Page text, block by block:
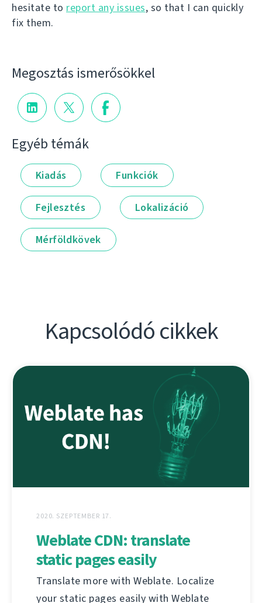
hesitate to report any issues, so that I can quickly
fix them.
Megosztás ismerősökkel
Egyéb témák
Kiadás Funkciók
Fejlesztés Lokalizáció
Mérföldkövek
Kapcsolódó cikkek
2020. SZEPTEMBER 17.
Weblate CDN: translate
static pages easily
Translate more with Weblate. Localize
your static pages easily with Weblate